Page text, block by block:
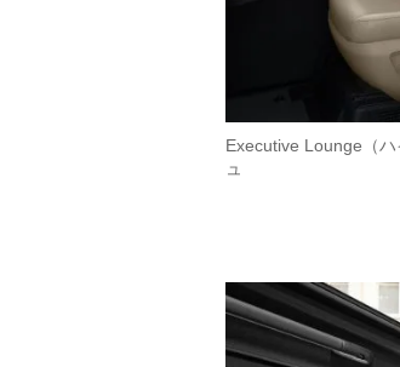
Executive Lounge（
ュ